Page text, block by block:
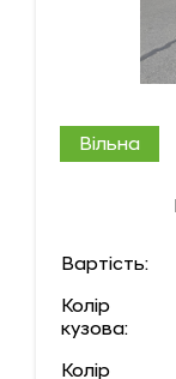
Вільна
Вартість:
Колір
кузова:
Колір